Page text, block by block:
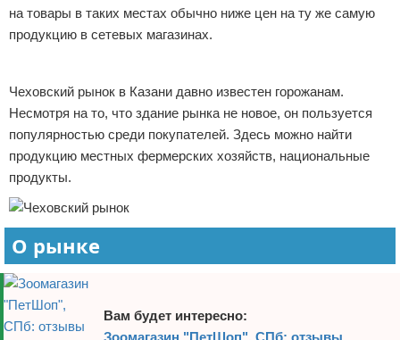
Продажи
Обзоры услуг
Самосовершенствование
Деловое общение
Менеджмент
Условия предоставления информации
на товары в таких местах обычно ниже цен на ту же самую
продукцию в сетевых магазинах.
Чеховский рынок в Казани давно известен горожанам.
Несмотря на то, что здание рынка не новое, он пользуется
популярностью среди покупателей. Здесь можно найти
продукцию местных фермерских хозяйств, национальные
продукты.
О рынке
Вам будет интересно:
Зоомагазин "ПетШоп", СПб: отзывы